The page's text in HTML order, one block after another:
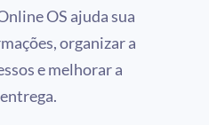
OS ajuda sua
organizar a
e melhorar a